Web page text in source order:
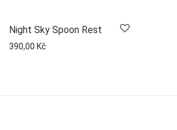
Night Sky Spoon Rest
390,00 Kč